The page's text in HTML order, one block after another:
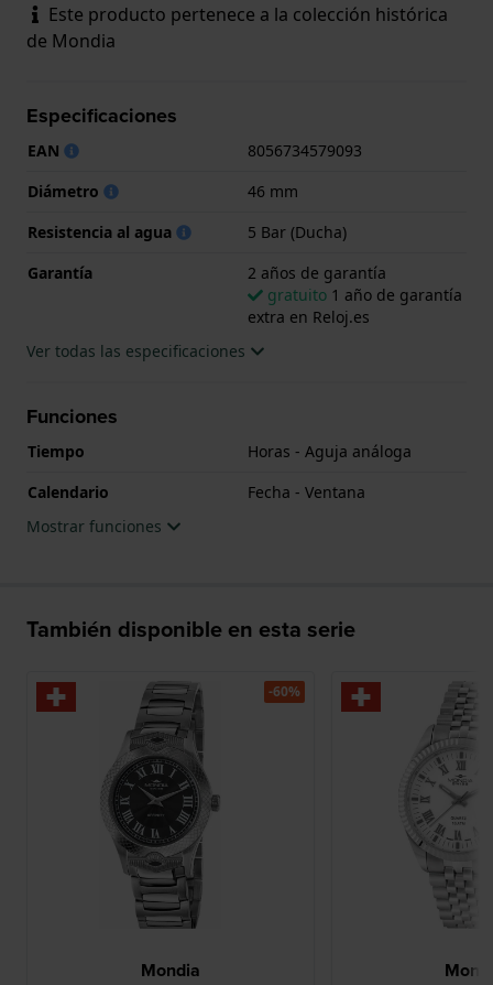
Este producto pertenece a la colección histórica
de Mondia
Especificaciones
EAN
8056734579093
Diámetro
46 mm
Resistencia al agua
5 Bar (Ducha)
Garantía
2 años de garantía
gratuito 1 año de garantía
extra en Reloj.es
Ver todas las especificaciones
Funciones
Tiempo
Horas - Aguja análoga
Calendario
Fecha - Ventana
Mostrar funciones
También disponible en esta serie
Mondia
-60%